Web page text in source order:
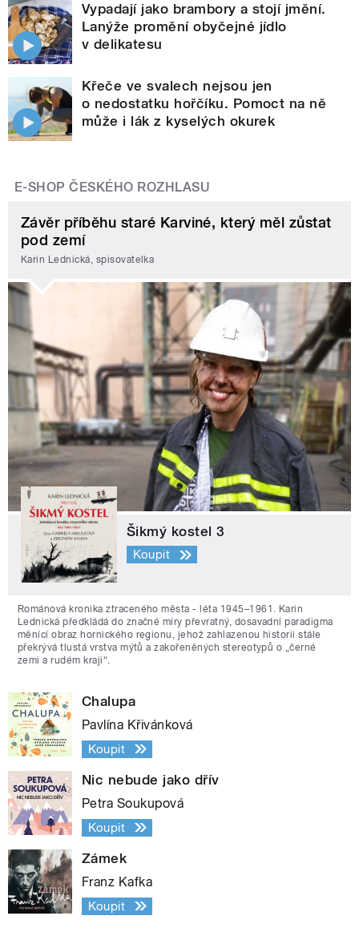
Vypadají jako brambory a stojí jmění.
Lanýže promění obyčejné jídlo
v delikatesu
Křeče ve svalech nejsou jen
o nedostatku hořčíku. Pomoct na ně
může i lák z kyselých okurek
E-SHOP ČESKÉHO ROZHLASU
Závěr příběhu staré Karviné, který měl zůstat
pod zemí
Karin Lednická, spisovatelka
Šikmý kostel 3
Koupit
Románová kronika ztraceného města - léta 1945–1961. Karin
Lednická předkládá do značné míry převratný, dosavadní paradigma
měnící obraz hornického regionu, jehož zahlazenou historii stále
překrývá tlustá vrstva mýtů a zakořeněných stereotypů o „černé
zemi a rudém kraji“.
Chalupa
Pavlína Křivánková
Koupit
Nic nebude jako dřív
Petra Soukupová
Koupit
Zámek
Franz Kafka
Koupit